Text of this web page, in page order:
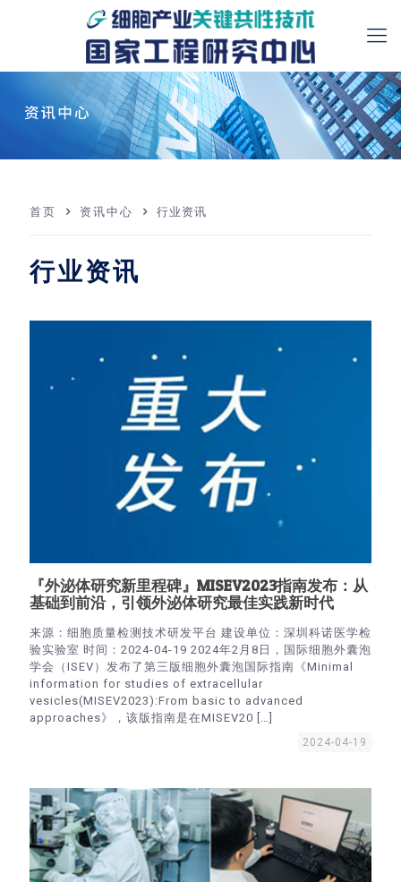
首页 资讯中心 行业资讯
行业资讯
2024-04-19
『外泌体研究新里程碑』MISEV2023指南发布：从
基础到前沿，引领外泌体研究最佳实践新时代
来源：细胞质量检测技术研发平台 建设单位：深圳科诺医学检
验实验室 时间：2024-04-19 2024年2月8日，国际细胞外囊泡
学会（ISEV）发布了第三版细胞外囊泡国际指南《Minimal
information for studies of extracellular
vesicles(MISEV2023):From basic to advanced
approaches》，该版指南是在MISEV20